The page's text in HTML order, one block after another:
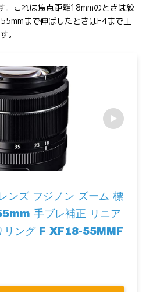
。これは焦点距離18mmのときは絞
まで伸ばしたときはF4まで上
。
ズ フジノン ズーム 標
手ブレ補正 リニア
リング F XF18-55MMF